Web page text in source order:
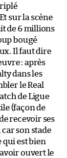
sur la scène
de 6 millions
bougé
Il faut dire
: après
dans les
le Real
de Ligue
(façon de
recevoir ses
car son stade
qui est bien
ouvert le